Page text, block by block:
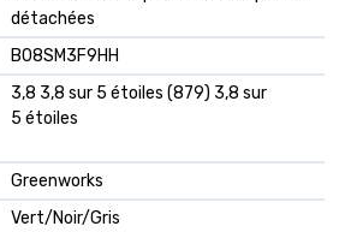
détachées
B08SM3F9HH
3,8 3,8 sur 5 étoiles (879) 3,8 sur
5 étoiles
Greenworks
Vert/Noir/Gris